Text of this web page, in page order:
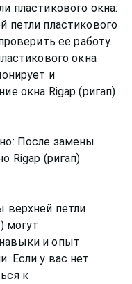
пластикового окна:
петли пластикового
ее работу.
окна
и
окна Rigap (ригап)
После замены
Rigap (ригап)
верхней петли
могут
и опыт
Если у вас нет
к